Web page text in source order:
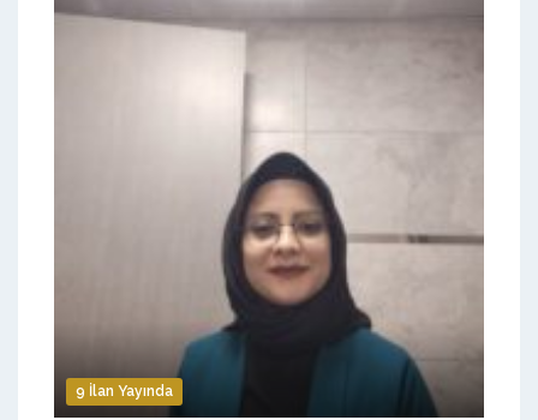
9 İlan Yayında